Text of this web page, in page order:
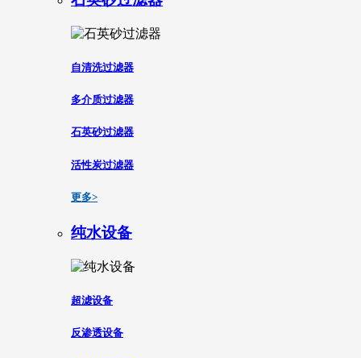
自清洗过滤器
多介质过滤器
石英砂过滤器
活性炭过滤器
更多>
纯水设备
超滤设备
反渗透设备